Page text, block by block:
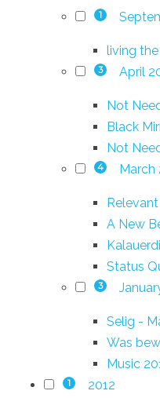
1
living
3 April
Not
Black
Not
4 March
A New
Status
3
Selig -
Was
Music
1 2012